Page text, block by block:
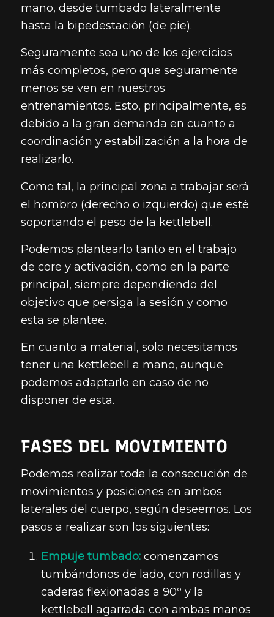
mano, desde tumbado lateralmente
hasta la bipedestación (de pie).
Seguramente sea uno de los ejercicios
más completos, pero que seguramente
menos se ven en nuestros
entrenamientos. Esto, principalmente, es
debido a la gran demanda en cuanto a
coordinación y estabilización a la hora de
realizarlo.
Como tal, la principal zona a trabajar será
el hombro (derecho o izquierdo) que esté
soportando el peso de la kettlebell.
Podemos plantearlo tanto en el trabajo
de core y activación, como en la parte
principal, siempre dependiendo del
objetivo que persiga la sesión y como
esta se plantee.
En cuanto a material, solo necesitamos
tener una kettlebell a mano, aunque
podemos adaptarlo en caso de no
disponer de esta.
FASES DEL MOVIMIENTO
Podemos realizar toda la consecución de
movimientos y posiciones en ambos
laterales del cuerpo, según deseemos. Los
pasos a realizar son los siguientes:
Empuje tumbado: comenzamos
tumbándonos de lado, con rodillas y
caderas flexionadas a 90º y la
kettlebell agarrada con ambas manos